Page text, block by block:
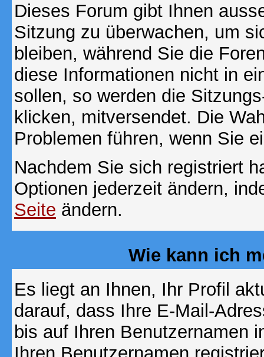
Dieses Forum gibt Ihnen
Sitzung zu überwachen, um
bleiben, während Sie die
diese Informationen nicht in
sollen, so werden die
klicken, mitversendet. Die
Problemen führen, wenn Sie
Nachdem Sie sich registriert
Optionen jederzeit ändern,
Seite ändern.
Wie kann ich
Es liegt an Ihnen, Ihr Profil
darauf, dass Ihre E-Mail-
bis auf Ihren Benutzernamen